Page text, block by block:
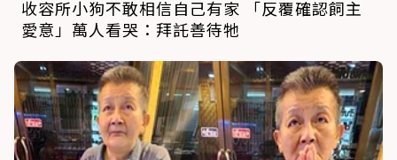
收容所小狗不敢相信自己有家 「反覆確認飼主
愛意」萬人看哭：拜託善待牠